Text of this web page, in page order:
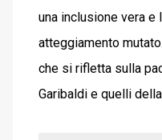
una inclusione vera
atteggiamento
che si rifletta sulla
Garibaldi e quelli